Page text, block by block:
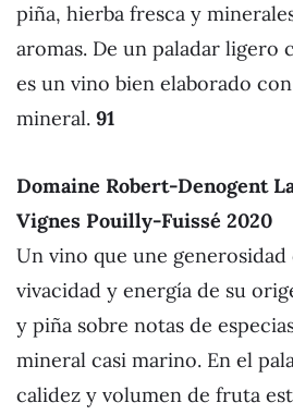
piña, hierba fresca y
aromas. De un paladar ligero
es un vino bien elaborado
mineral. 91
Domaine Robert-Denogent
Vignes Pouilly-Fuissé 2020
Un vino que une
vivacidad y energía de su
y piña sobre notas de
mineral casi marino. En el
calidez y volumen de fruta